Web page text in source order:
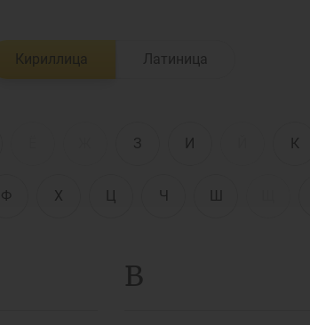
Кириллица Латиница
З И К
Ф Х Ц Ч Ш
В